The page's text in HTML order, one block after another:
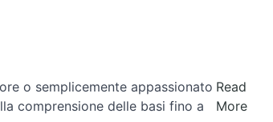
o semplicemente appassionato
comprensione delle basi fino a
Read
More